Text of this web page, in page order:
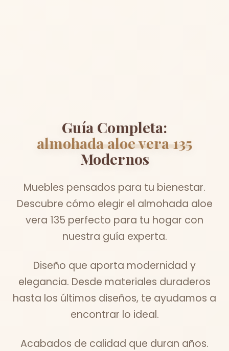
Guía Completa:
almohada aloe vera 135
Modernos
Muebles pensados para tu bienestar.
Descubre cómo elegir el almohada aloe
vera 135 perfecto para tu hogar con
nuestra guía experta.
Diseño que aporta modernidad y
elegancia. Desde materiales duraderos
hasta los últimos diseños, te ayudamos a
encontrar lo ideal.
Acabados de calidad que duran años.